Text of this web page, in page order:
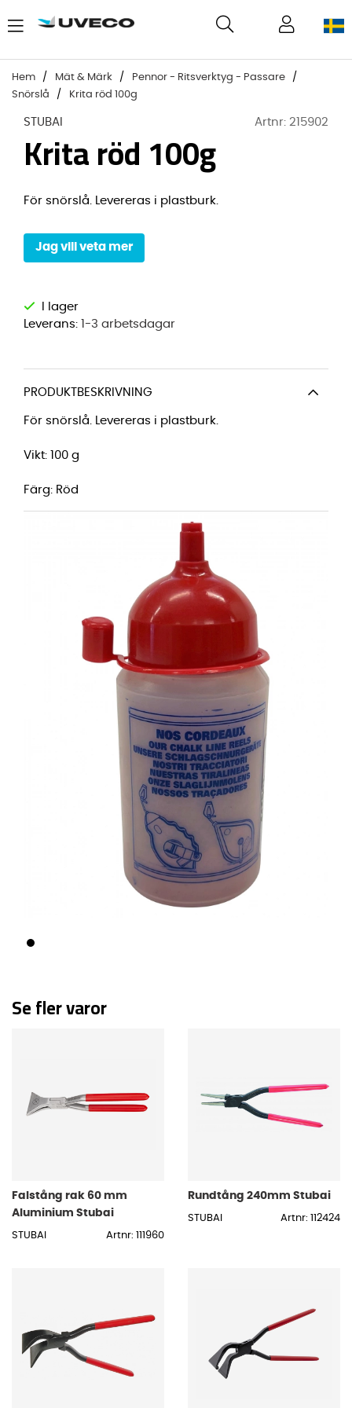
Hem Mät & Märk
Pennor - Ritsverktyg - Passare
Snörslå
Krita röd 100g
STUBAI Artnr: 215902
Krita röd 100g
För snörslå. Levereras i plastburk.
Jag vill veta mer
Leverans: 1-3 arbetsdagar
PRODUKTBESKRIVNING
För snörslå. Levereras i plastburk.
Vikt: 100 g
Färg: Röd
Se fler varor
Falstång rak 60 mm
Aluminium Stubai
STUBAI Artnr: 111960
Rundtång 240mm Stubai
STUBAI Artnr: 112424